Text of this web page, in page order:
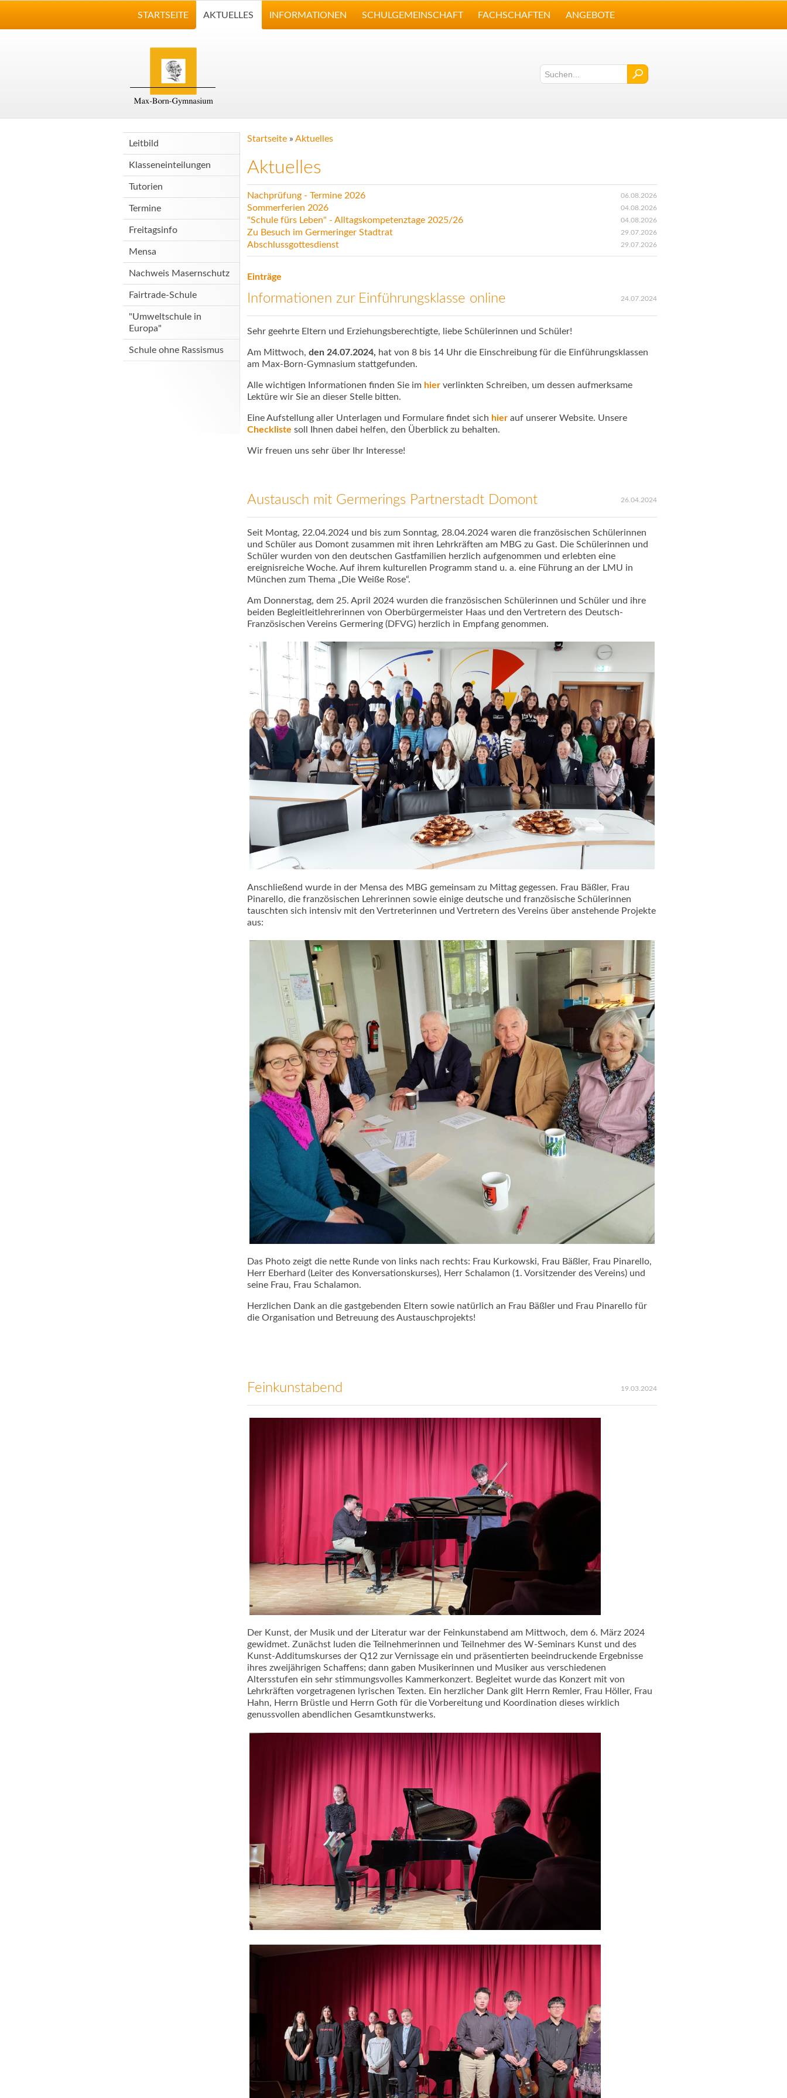
STARTSEITE AKTUELLES INFORMATIONEN SCHULGEMEINSCHAFT FACHSCHAFTEN ANGEBOTE
Leitbild
Klasseneinteilungen
Tutorien
Termine
Freitagsinfo
Mensa
Nachweis Masernschutz
Fairtrade-Schule
"Umweltschule in
Europa"
Schule ohne Rassismus
Startseite » Aktuelles
Aktuelles
Nachprüfung - Termine 2026 06.08.2026
Sommerferien 2026 04.08.2026
"Schule fürs Leben" - Alltagskompetenztage 2025/26 04.08.2026
Zu Besuch im Germeringer Stadtrat 29.07.2026
Abschlussgottesdienst 29.07.2026
Einträge
24.07.2024
Informationen zur Einführungsklasse online
Sehr geehrte Eltern und Erziehungsberechtigte, liebe Schülerinnen und Schüler!
Am Mittwoch, den 24.07.2024, hat von 8 bis 14 Uhr die Einschreibung für die Einführungsklassen
am Max-Born-Gymnasium stattgefunden.
Alle wichtigen Informationen finden Sie im hier verlinkten Schreiben, um dessen aufmerksame
Lektüre wir Sie an dieser Stelle bitten.
Eine Aufstellung aller Unterlagen und Formulare findet sich hier auf unserer Website. Unsere
Checkliste soll Ihnen dabei helfen, den Überblick zu behalten.
Wir freuen uns sehr über Ihr Interesse!
26.04.2024
Austausch mit Germerings Partnerstadt Domont
Seit Montag, 22.04.2024 und bis zum Sonntag, 28.04.2024 waren die französischen Schülerinnen
und Schüler aus Domont zusammen mit ihren Lehrkräften am MBG zu Gast. Die Schülerinnen und
Schüler wurden von den deutschen Gastfamilien herzlich aufgenommen und erlebten eine
ereignisreiche Woche. Auf ihrem kulturellen Programm stand u. a. eine Führung an der LMU in
München zum Thema „Die Weiße Rose“.
Am Donnerstag, dem 25. April 2024 wurden die französischen Schülerinnen und Schüler und ihre
beiden Begleitleitlehrerinnen von Oberbürgermeister Haas und den Vertretern des Deutsch-
Französischen Vereins Germering (DFVG) herzlich in Empfang genommen.
Anschließend wurde in der Mensa des MBG gemeinsam zu Mittag gegessen. Frau Bäßler, Frau
Pinarello, die französischen Lehrerinnen sowie einige deutsche und französische Schülerinnen
tauschten sich intensiv mit den Vertreterinnen und Vertretern des Vereins über anstehende Projekte
aus:
Das Photo zeigt die nette Runde von links nach rechts: Frau Kurkowski, Frau Bäßler, Frau Pinarello,
Herr Eberhard (Leiter des Konversationskurses), Herr Schalamon (1. Vorsitzender des Vereins) und
seine Frau, Frau Schalamon.
Herzlichen Dank an die gastgebenden Eltern sowie natürlich an Frau Bäßler und Frau Pinarello für
die Organisation und Betreuung des Austauschprojekts!
19.03.2024
Feinkunstabend
Der Kunst, der Musik und der Literatur war der Feinkunstabend am Mittwoch, dem 6. März 2024
gewidmet. Zunächst luden die Teilnehmerinnen und Teilnehmer des W-Seminars Kunst und des
Kunst-Additumskurses der Q12 zur Vernissage ein und präsentierten beeindruckende Ergebnisse
ihres zweijährigen Schaffens; dann gaben Musikerinnen und Musiker aus verschiedenen
Altersstufen ein sehr stimmungsvolles Kammerkonzert. Begleitet wurde das Konzert mit von
Lehrkräften vorgetragenen lyrischen Texten. Ein herzlicher Dank gilt Herrn Remler, Frau Höller, Frau
Hahn, Herrn Brüstle und Herrn Goth für die Vorbereitung und Koordination dieses wirklich
genussvollen abendlichen Gesamtkunstwerks.